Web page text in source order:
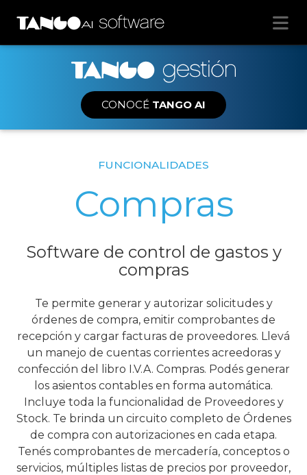
CONOCÉ TANGO AI
FUNCIONALIDADES
Compras
Software de control de gastos y
compras
Te permite generar y autorizar solicitudes y
órdenes de compra, emitir comprobantes de
recepción y cargar facturas de proveedores. Llevá
un manejo de cuentas corrientes acreedoras y
confección del libro I.V.A. Compras. Podés generar
los asientos contables en forma automática.
Incluye toda la funcionalidad de Proveedores y
Stock. Te brinda un circuito completo de Órdenes
de compra con autorizaciones en cada etapa.
Tenés comprobantes de mercadería, conceptos o
servicios, múltiples listas de precios por proveedor,